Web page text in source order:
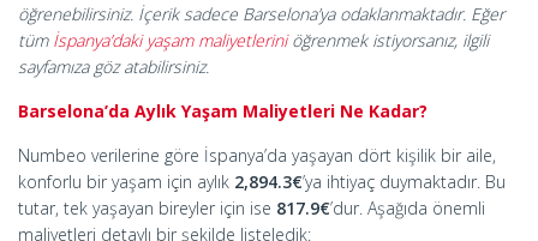
öğrenebilirsiniz. İçerik sadece Barselona’ya odaklanmaktadır. Eğer
tüm İspanya’daki yaşam maliyetleriniöğrenmek istiyorsanız, ilgili
sayfamıza göz atabilirsiniz.
Barselona’da Aylık Yaşam Maliyetleri Ne Kadar?
Numbeo verilerine göre İspanya’da yaşayan dört kişilik bir aile,
konforlu bir yaşam için aylık 2,894.3€’ya ihtiyaç duymaktadır. Bu
tutar, tek yaşayan bireyler için ise 817.9€’dur. Aşağıda önemli
maliyetleri detaylı bir şekilde listeledik: